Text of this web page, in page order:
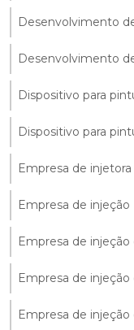
Desenvolvimento
Desenvolvimento
Dispositivo para
Dispositivo para
Empresa de
Empresa de injeção
Empresa de
Empresa de injeção
Empresa de